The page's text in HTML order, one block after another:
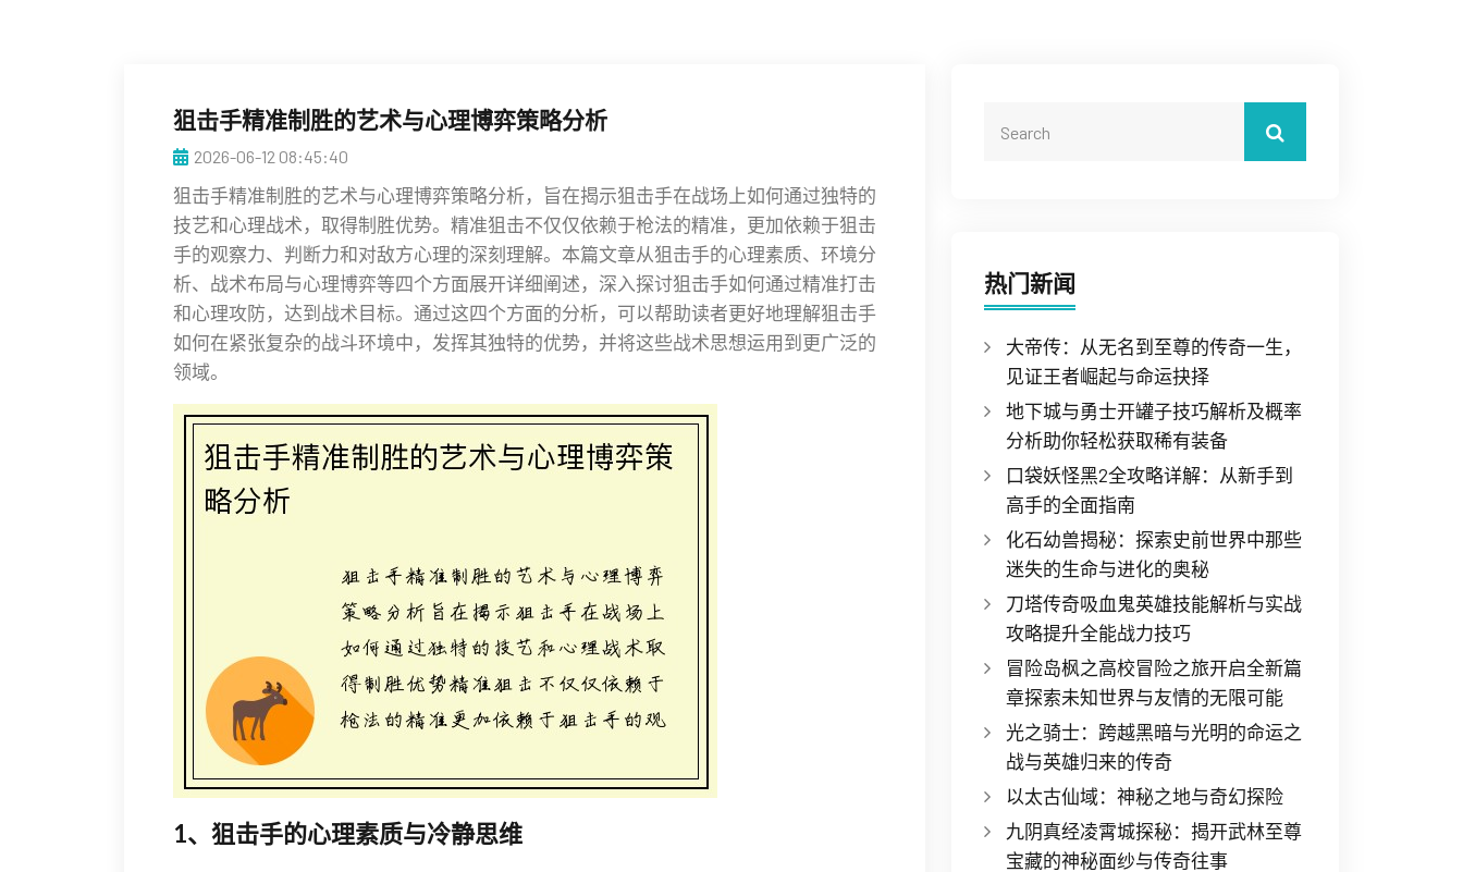
狙击手精准制胜的艺术与心理博弈策略分析
2026-06-12 08:45:40
狙击手精准制胜的艺术与心理博弈策略分析，旨在揭示狙击手在战场上如何通过独特的
技艺和心理战术，取得制胜优势。精准狙击不仅仅依赖于枪法的精准，更加依赖于狙击
手的观察力、判断力和对敌方心理的深刻理解。本篇文章从狙击手的心理素质、环境分
析、战术布局与心理博弈等四个方面展开详细阐述，深入探讨狙击手如何通过精准打击
和心理攻防，达到战术目标。通过这四个方面的分析，可以帮助读者更好地理解狙击手
如何在紧张复杂的战斗环境中，发挥其独特的优势，并将这些战术思想运用到更广泛的
领域。
1、狙击手的心理素质与冷静思维
热门新闻
大帝传：从无名到至尊的传奇一生，
见证王者崛起与命运抉择
地下城与勇士开罐子技巧解析及概率
分析助你轻松获取稀有装备
口袋妖怪黑2全攻略详解：从新手到
高手的全面指南
化石幼兽揭秘：探索史前世界中那些
迷失的生命与进化的奥秘
刀塔传奇吸血鬼英雄技能解析与实战
攻略提升全能战力技巧
冒险岛枫之高校冒险之旅开启全新篇
章探索未知世界与友情的无限可能
光之骑士：跨越黑暗与光明的命运之
战与英雄归来的传奇
以太古仙域：神秘之地与奇幻探险
九阴真经凌霄城探秘：揭开武林至尊
宝藏的神秘面纱与传奇往事